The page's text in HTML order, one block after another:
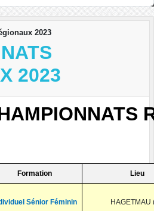
2023
2023
Formation Lieu
Sénior Féminin HAGETMAU